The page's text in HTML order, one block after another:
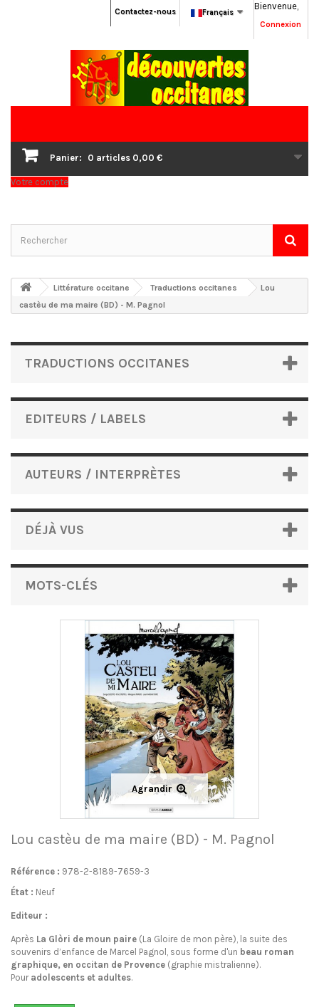
Bienvenue,
Connexion
Français
Contactez-nous
Panier: 0 articles 0,00 €
Votre compte
Littérature occitane Traductions occitanes
Lou
castèu de ma maire (BD) - M. Pagnol
TRADUCTIONS OCCITANES
EDITEURS / LABELS
AUTEURS / INTERPRÈTES
DÉJÀ VUS
MOTS-CLÉS
Agrandir
Lou castèu de ma maire (BD) - M. Pagnol
Référence : 978-2-8189-7659-3
État : Neuf
Editeur :
Après La Glòri de moun paire (La Gloire de mon père), la suite des
souvenirs d’enfance de Marcel Pagnol, sous forme d'un beau roman
graphique, en occitan de Provence (graphie mistralienne).
Pour adolescents et adultes.